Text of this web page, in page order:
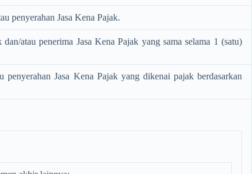
penyerahan Jasa Kena Pajak.
atau penerima Jasa Kena Pajak yang sama selama 1 (satu)
Jasa Kena Pajak yang dikenai pajak berdasarkan